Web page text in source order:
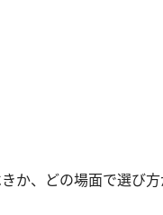
か、どの場面で選び